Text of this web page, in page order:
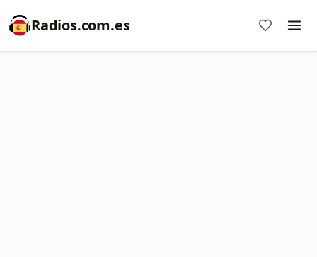
Radios.com.es